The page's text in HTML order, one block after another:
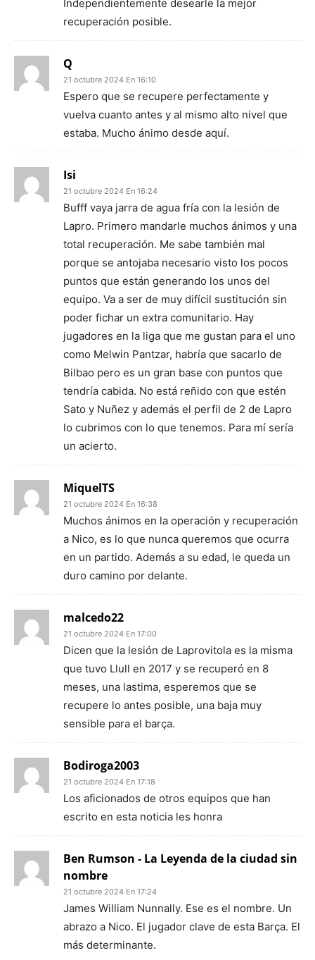
Independientemente desearle la mejor
recuperación posible.
Q
21 octubre 2024 En 16:10
Espero que se recupere perfectamente y
vuelva cuanto antes y al mismo alto nivel que
estaba. Mucho ánimo desde aquí.
Isi
21 octubre 2024 En 16:24
Bufff vaya jarra de agua fría con la lesión de
Lapro. Primero mandarle muchos ánimos y una
total recuperación. Me sabe también mal
porque se antojaba necesario visto los pocos
puntos que están generando los unos del
equipo. Va a ser de muy difícil sustitución sin
poder fichar un extra comunitario. Hay
jugadores en la liga que me gustan para el uno
como Melwin Pantzar, habría que sacarlo de
Bilbao pero es un gran base con puntos que
tendría cabida. No está reñido con que estén
Sato y Nuñez y además el perfil de 2 de Lapro
lo cubrimos con lo que tenemos. Para mí sería
un acierto.
MiquelTS
21 octubre 2024 En 16:38
Muchos ánimos en la operación y recuperación
a Nico, es lo que nunca queremos que ocurra
en un partido. Además a su edad, le queda un
duro camino por delante.
malcedo22
21 octubre 2024 En 17:00
Dicen que la lesión de Laprovitola es la misma
que tuvo Llull en 2017 y se recuperó en 8
meses, una lastima, esperemos que se
recupere lo antes posible, una baja muy
sensible para el barça.
Bodiroga2003
21 octubre 2024 En 17:18
Los aficionados de otros equipos que han
escrito en esta noticia les honra
Ben Rumson - La Leyenda de la ciudad sin
nombre
21 octubre 2024 En 17:24
James William Nunnally. Ese es el nombre. Un
abrazo a Nico. El jugador clave de esta Barça. El
más determinante.